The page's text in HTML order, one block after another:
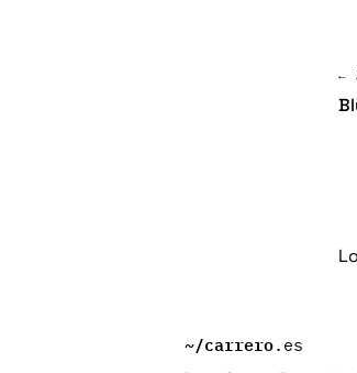
←
~/carrero.es